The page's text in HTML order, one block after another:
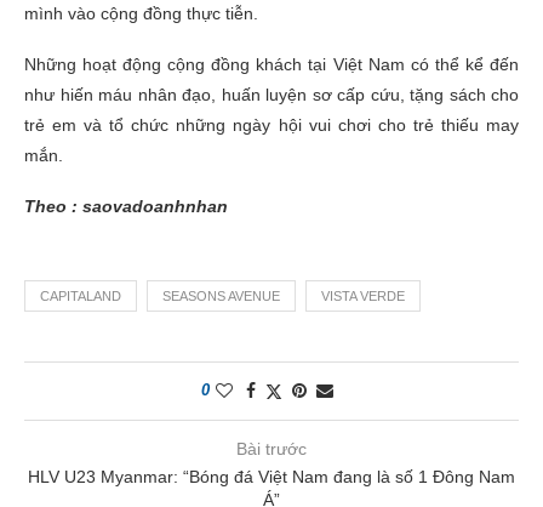
mình vào cộng đồng thực tiễn.
Những hoạt động cộng đồng khách tại Việt Nam có thể kể đến
như hiến máu nhân đạo, huấn luyện sơ cấp cứu, tặng sách cho
trẻ em và tổ chức những ngày hội vui chơi cho trẻ thiếu may
mắn.
Theo : saovadoanhnhan
CAPITALAND SEASONS AVENUE VISTA VERDE
0
Bài trước
HLV U23 Myanmar: “Bóng đá Việt Nam đang là số 1 Đông Nam
Á”